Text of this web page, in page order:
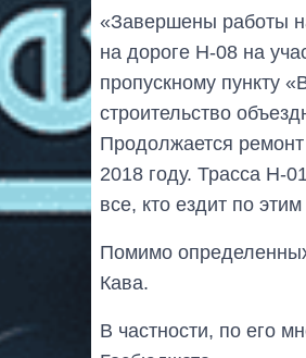
«Завершены работы
на дороге Н-08 на
пропускному пункту
строительство
Продолжается
2018 году. Трасса Н-
все, кто ездит по
Помимо
Кава.
В частности, по его